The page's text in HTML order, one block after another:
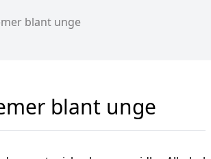
blant unge
blant unge